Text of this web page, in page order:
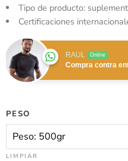
Tipo de producto:
Certificaciones
RAUL Online
Compra contra
PESO
LIMPIAR